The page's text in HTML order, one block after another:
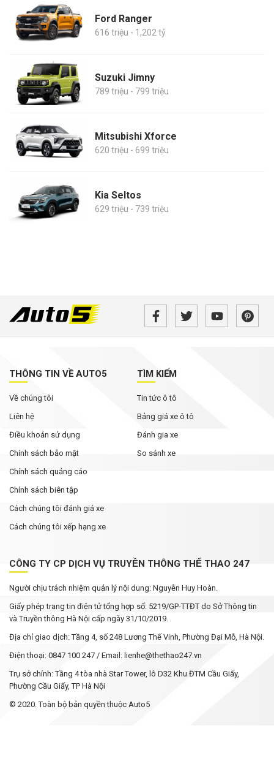
Ford Ranger
616 triệu - 1,202 tỷ
Suzuki Jimny
789 triệu - 799 triệu
Mitsubishi Xforce
620 triệu - 699 triệu
Kia Seltos
629 triệu - 739 triệu
THÔNG TIN VỀ AUTO5
Về chúng tôi
Liên hệ
Điều khoản sử dụng
Chính sách bảo mật
Chính sách quảng cáo
Chính sách biên tập
Cách chúng tôi đánh giá xe
Cách chúng tôi xếp hạng xe
TÌM KIẾM
Tin tức ô tô
Bảng giá xe ô tô
Đánh gia xe
So sánh xe
CÔNG TY CP DỊCH VỤ TRUYỀN THÔNG THỂ THAO 247
Người chịu trách nhiệm quản lý nội dung: Nguyễn Huy Hoàn.
Giấy phép trang tin điện tử tổng hợp số: 5219/GP-TTĐT do Sở Thông tin
và Truyền thông Hà Nội cấp ngày 31/10/2019.
Địa chỉ giao dịch: Tầng 4, số 248 Lương Thế Vinh, Phường Đại Mỗ, Hà Nội.
Điện thoại: 0847 100 247 / Email: lienhe@thethao247.vn
Trụ sở chính: Tầng 4 tòa nhà Star Tower, lô D32 Khu ĐTM Cầu Giấy,
Phường Cầu Giấy, TP Hà Nội
© 2020. Toàn bộ bản quyền thuộc Auto5